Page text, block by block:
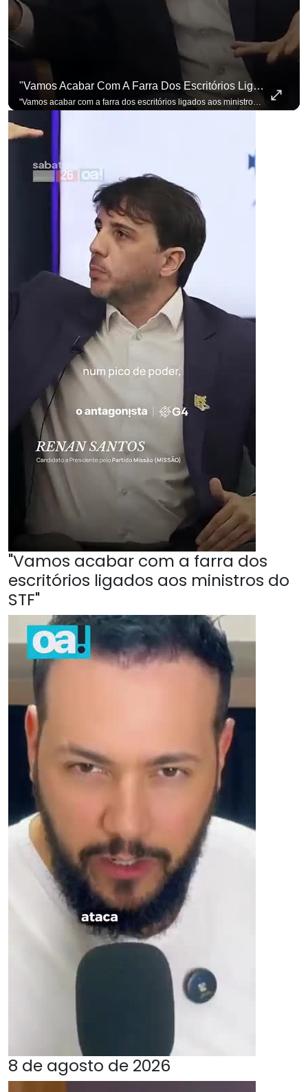
"Vamos Acabar Com A Farra Dos Escritórios Ligados Aos Ministros Do STF"
"Vamos acabar com a farra dos
escritórios ligados aos ministros do
STF"
8 de agosto de 2026